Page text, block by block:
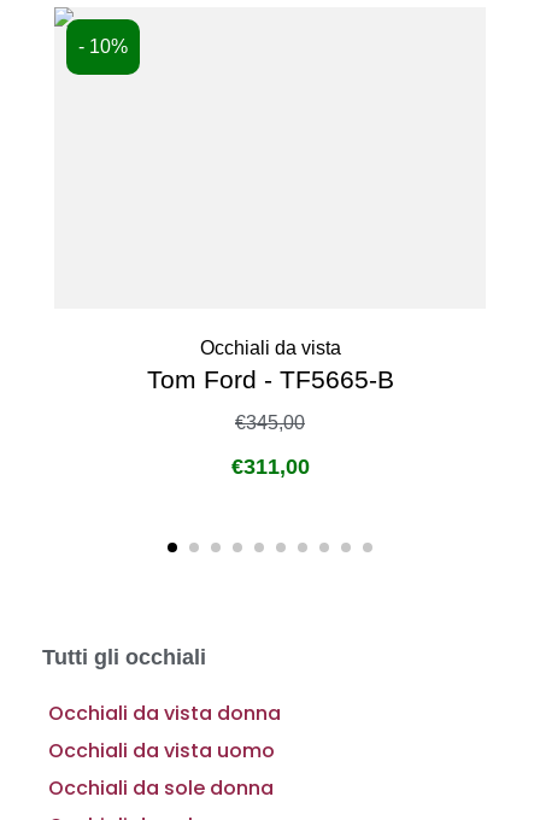
- 10%
Occhiali da vista
Tom Ford - TF5665-B
€345,00
€311,00
Tutti gli occhiali
Occhiali da vista donna
Occhiali da vista uomo
Occhiali da sole donna